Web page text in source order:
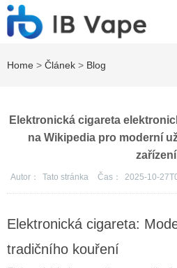
Home > Článek > Blog
Elektronická cigareta
na Wikipedia pro moderní
zařízení
Autor： Tato stránka Čas： 2025-10-
Elektronická cigareta:
tradičního kouření